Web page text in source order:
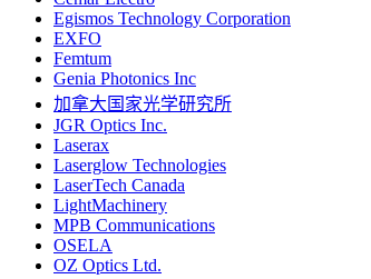
Egismos Technology Corporation
EXFO
Femtum
Genia Photonics Inc
加拿大国家光学研究所
JGR Optics Inc.
Laserax
Laserglow Technologies
LaserTech Canada
LightMachinery
MPB Communications
OSELA
OZ Optics Ltd.